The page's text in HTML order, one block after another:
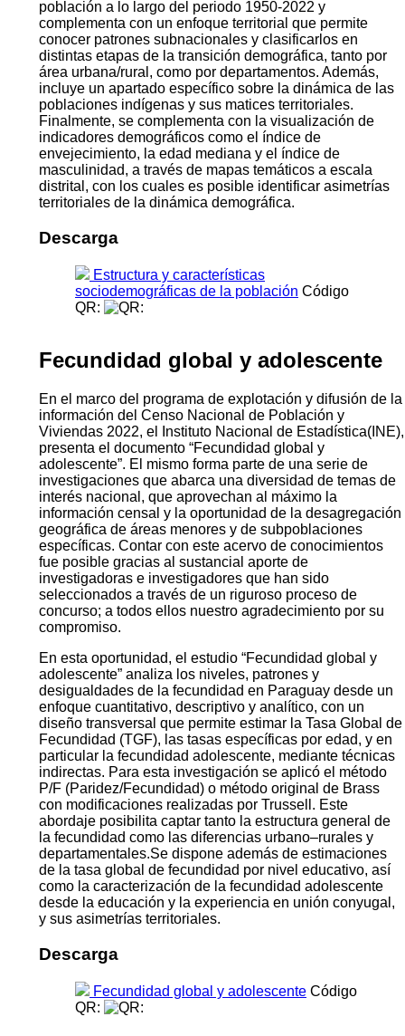
población a lo largo del periodo 1950-2022 y
complementa con un enfoque territorial que permite
conocer patrones subnacionales y clasificarlos en
distintas etapas de la transición demográfica, tanto por
área urbana/rural, como por departamentos. Además,
incluye un apartado específico sobre la dinámica de las
poblaciones indígenas y sus matices territoriales.
Finalmente, se complementa con la visualización de
indicadores demográficos como el índice de
envejecimiento, la edad mediana y el índice de
masculinidad, a través de mapas temáticos a escala
distrital, con los cuales es posible identificar asimetrías
territoriales de la dinámica demográfica.
Descarga
Estructura y características
sociodemográficas de la población Código
QR:
Fecundidad global y adolescente
En el marco del programa de explotación y difusión de la
información del Censo Nacional de Población y
Viviendas 2022, el Instituto Nacional de Estadística(INE),
presenta el documento “Fecundidad global y
adolescente”. El mismo forma parte de una serie de
investigaciones que abarca una diversidad de temas de
interés nacional, que aprovechan al máximo la
información censal y la oportunidad de la desagregación
geográfica de áreas menores y de subpoblaciones
específicas. Contar con este acervo de conocimientos
fue posible gracias al sustancial aporte de
investigadoras e investigadores que han sido
seleccionados a través de un riguroso proceso de
concurso; a todos ellos nuestro agradecimiento por su
compromiso.
En esta oportunidad, el estudio “Fecundidad global y
adolescente” analiza los niveles, patrones y
desigualdades de la fecundidad en Paraguay desde un
enfoque cuantitativo, descriptivo y analítico, con un
diseño transversal que permite estimar la Tasa Global de
Fecundidad (TGF), las tasas específicas por edad, y en
particular la fecundidad adolescente, mediante técnicas
indirectas. Para esta investigación se aplicó el método
P/F (Paridez/Fecundidad) o método original de Brass
con modificaciones realizadas por Trussell. Este
abordaje posibilita captar tanto la estructura general de
la fecundidad como las diferencias urbano–rurales y
departamentales.Se dispone además de estimaciones
de la tasa global de fecundidad por nivel educativo, así
como la caracterización de la fecundidad adolescente
desde la educación y la experiencia en unión conyugal,
y sus asimetrías territoriales.
Descarga
Fecundidad global y adolescente Código
QR: